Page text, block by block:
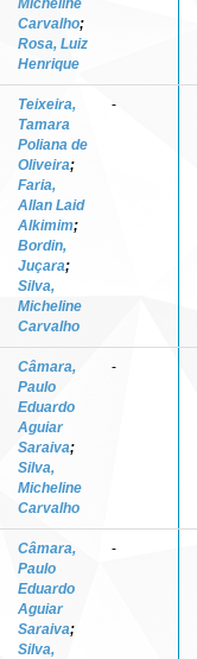
Carvalho;
Rosa, Luiz
Henrique
Teixeira,
Tamara
Poliana de
Oliveira;
Faria,
Allan Laid
Alkimim;
Bordin,
Juçara;
Silva,
Micheline
Carvalho
-
Câmara,
Paulo
Eduardo
Aguiar
Saraiva;
Silva,
Micheline
Carvalho
-
Câmara,
Paulo
Eduardo
Aguiar
Saraiva;
Silva,
-